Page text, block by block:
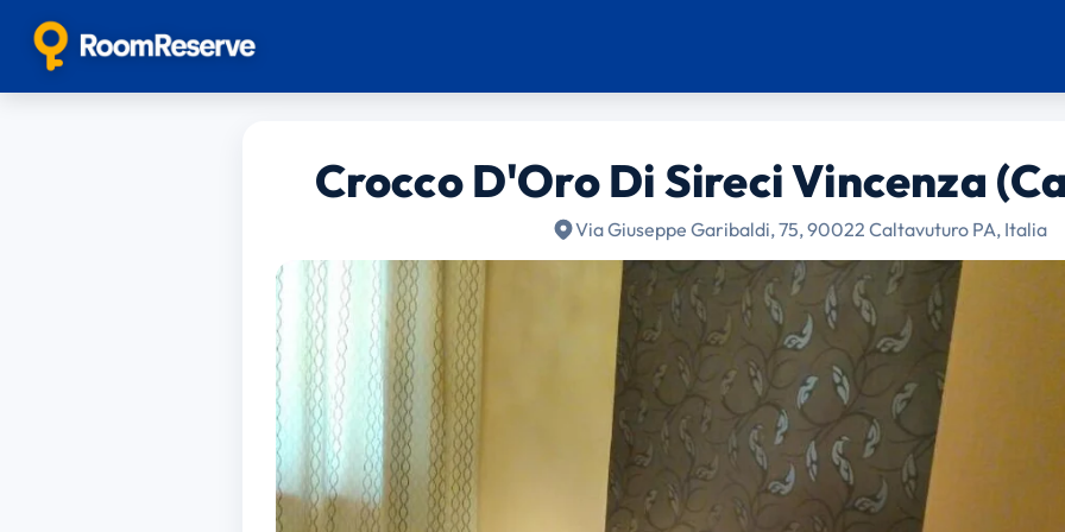
Crocco D'Oro Di Sireci Vincenza
Via Giuseppe Garibaldi, 75, 90022 Caltavuturo PA, Italia